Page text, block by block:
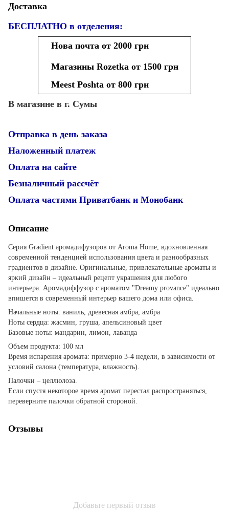
Доставка
БЕСПЛАТНО в отделения:
Нова почта от 2000 грн
Магазины Rozetka от 1500 грн
Meest Poshta от 800 грн
В магазине в г. Сумы
Отправка в день заказа
Наложенный платеж
Оплата на сайте
Безналичный рассчёт
Оплата частями Приватбанк и Монобанк
Описание
Серия Gradient аромадифузоров от Aroma Home, вдохновленная
современной тенденцией использования цвета и разнообразных
градиентов в дизайне. Оригинальные, привлекательные ароматы и
яркий дизайн – идеальный рецепт украшения для любого
интерьера. Аромадиффузор с ароматом "Dreamy provance" идеально
впишется в современный интерьер вашего дома или офиса.
Начальные ноты: ваниль, древесная амбра, амбра
Ноты сердца: жасмин, груша, апельсиновый цвет
Базовые ноты: мандарин, лимон, лаванда
Объем продукта: 100 мл
Время испарения аромата: примерно 3-4 недели, в зависимости от
условий салона (температура, влажность).
Палочки – целлюлоза.
Если спустя некоторое время аромат перестал распространяться,
переверните палочки обратной стороной.
Отзывы
Добавьте первый отзыв